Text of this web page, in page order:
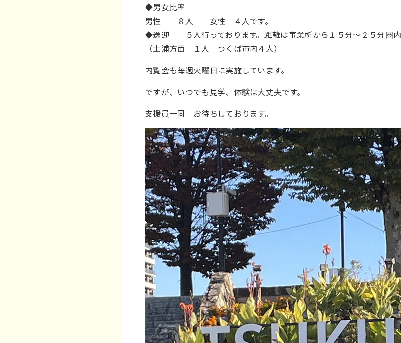
◆男女比率
男性 ８人 女性 ４人です。
◆送迎 ５人行っております。距離は事業所から１５分～２５分圏内
（土浦方面 １人 つくば市内４人）
内覧会も毎週火曜日に実施しています。
ですが、いつでも見学、体験は大丈夫です。
支援員一同 お待ちしております。